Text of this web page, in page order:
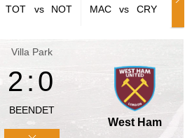
TOT vs NOT MAC vs CRY
Villa Park
2:0
BEENDET
West Ham